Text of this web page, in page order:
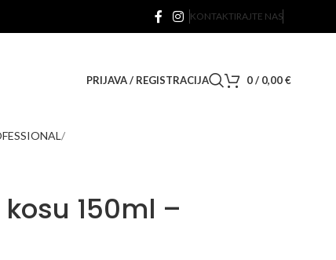
KONTAKTIRAJTE NAS
PRIJAVA / REGISTRACIJA 0/ 0,00€
150ml –